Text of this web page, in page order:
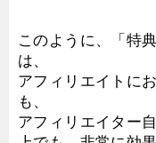
このように、「特
は、
アフィリエイトに
も、
アフィリエイター